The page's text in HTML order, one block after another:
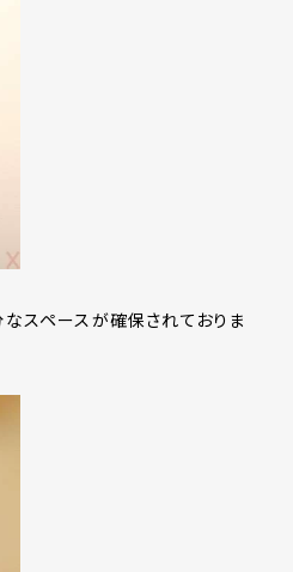
スペースが確保されておりま